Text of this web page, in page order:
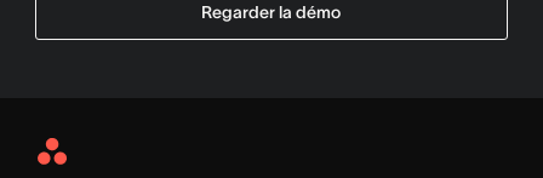
Regarder la démo
Asana